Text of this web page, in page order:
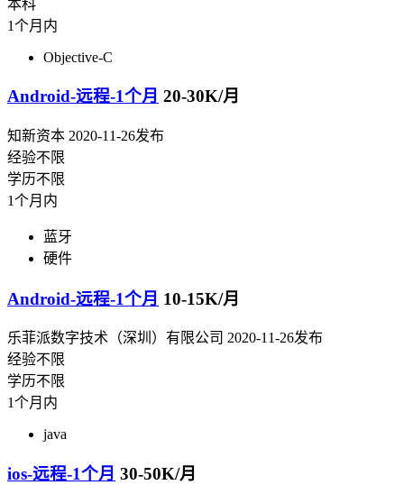
本科
1个月内
Objective-C
Android-远程-1个月 20-30K/月
知新资本 2020-11-26发布
经验不限
学历不限
1个月内
蓝牙
硬件
Android-远程-1个月 10-15K/月
乐菲派数字技术（深圳）有限公司 2020-11-26发布
经验不限
学历不限
1个月内
java
ios-远程-1个月 30-50K/月